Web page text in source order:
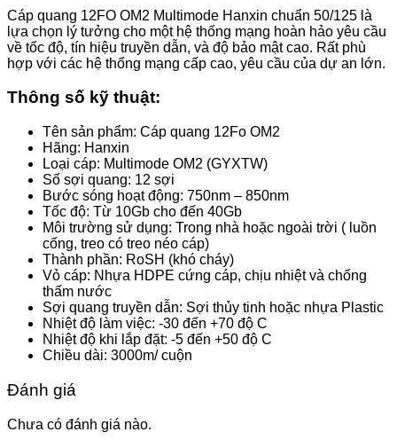
Cáp quang 12FO OM2 Multimode Hanxin chuẩn 50/125 là
lựa chọn lý tưởng cho một hệ thống mạng hoàn hảo yêu cầu
về tốc độ, tín hiệu truyền dẫn, và độ bảo mật cao. Rất phù
hợp với các hệ thống mạng cấp cao, yêu cầu của dự an lớn.
Thông số kỹ thuật:
Tên sản phẩm: Cáp quang 12Fo OM2
Hãng: Hanxin
Loại cáp: Multimode OM2 (GYXTW)
Số sợi quang: 12 sợi
Bước sóng hoạt động: 750nm – 850nm
Tốc độ: Từ 10Gb cho đến 40Gb
Môi trường sử dụng: Trong nhà hoặc ngoài trời ( luồn
cống, treo có treo néo cáp)
Thành phần: RoSH (khó cháy)
Vỏ cáp: Nhựa HDPE cứng cáp, chịu nhiệt và chống
thấm nước
Sợi quang truyền dẫn: Sợi thủy tinh hoặc nhựa Plastic
Nhiệt độ làm việc: -30 đến +70 độ C
Nhiệt độ khi lắp đặt: -5 đến +50 độ C
Chiều dài: 3000m/ cuộn
Đánh giá
Chưa có đánh giá nào.